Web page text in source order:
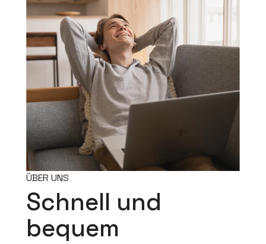
ÜBER UNS
Schnell und
bequem